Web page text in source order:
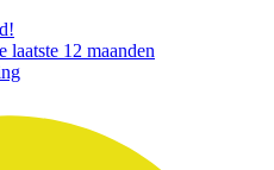
laatste 12 maanden